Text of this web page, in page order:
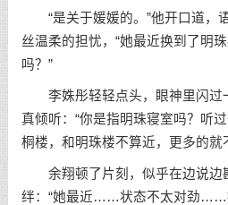
“是关于媛媛的。”他开口道，
丝温柔的担忧，“她最近换到了明
吗？”
李姝彤轻轻点头，眼神里闪过
真倾听：“你是指明珠寝室吗？听
桐楼，和明珠楼不算近，更多的就
余翔顿了片刻，似乎在边说边
绊：“她最近……状态不太对劲……